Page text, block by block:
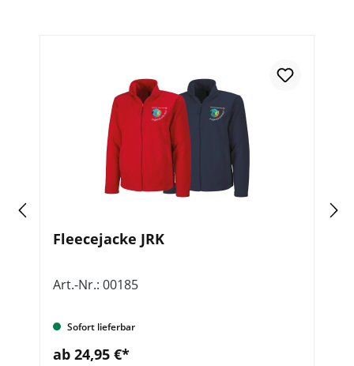
Fleecejacke JRK
Art.-Nr.: 00185
Sofort lieferbar
ab 24,95 €*